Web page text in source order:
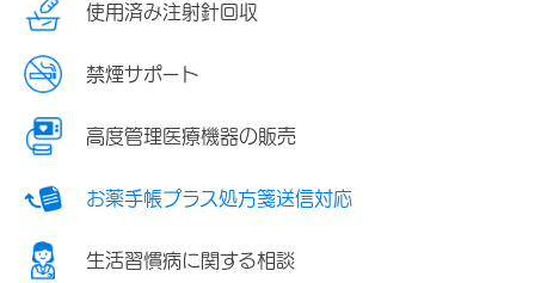
使用済み注射針回収
禁煙サポート
高度管理医療機器の販売
お薬手帳プラス処方箋送信対応
生活習慣病に関する相談